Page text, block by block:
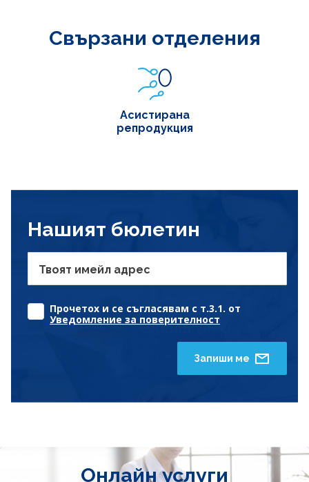
Свързани отделения
Асистирана
репродукция
Нашият бюлетин
Твоят имейл адрес
Прочетох и се съгласявам с т.3.1. от
Уведомление за поверителност
Запиши ме
Онлайн услуги